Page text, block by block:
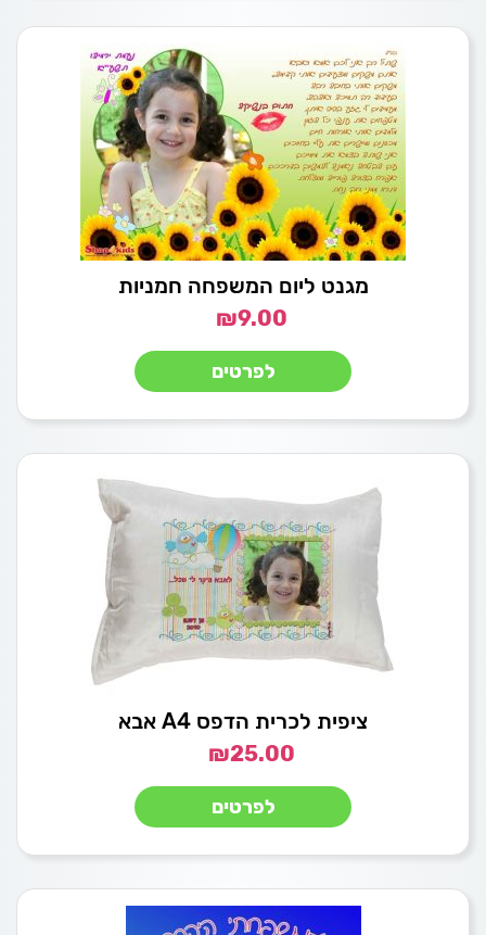
מגנט ליום המשפחה חמניות
₪9.00
לפרטים
ציפית לכרית הדפס A4 אבא
₪25.00
לפרטים